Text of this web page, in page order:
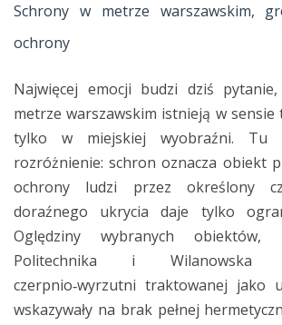
Schrony w metrze warszawskim,
ochrony
Najwięcej emocji budzi dziś
metrze warszawskim istnieją w sensie
tylko w miejskiej wyobraźni. Tu
rozróżnienie: schron oznacza obiekt
ochrony ludzi przez określony
doraźnego ukrycia daje tylko
Oględziny wybranych
Politechnika i Wilanowska
czerpnio‑wyrzutni traktowanej jako
wskazywały na brak pełnej